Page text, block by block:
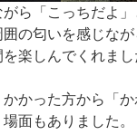
ら「こっちだよ
の匂いを感じな
楽しんでくれまし
かった方から「か
面もありました。